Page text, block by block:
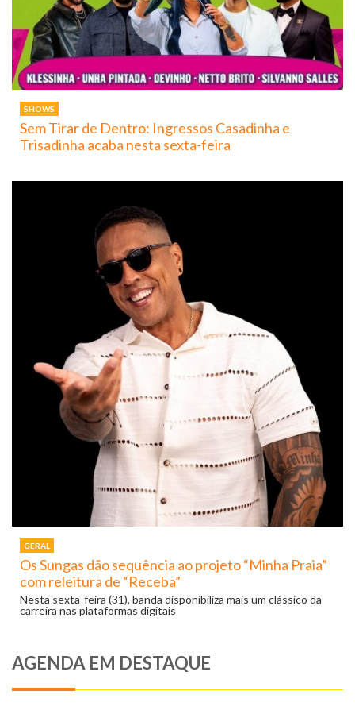
SHOWS
Sem Tirar de Dentro: Ingressos Casadinha e
Trisadinha acaba nesta sexta-feira
GERAL
Os Sungas dão sequência ao projeto “Minha Praia”
com releitura de “Receba”
Nesta sexta-feira (31), banda disponibiliza mais um clássico da
carreira nas plataformas digitais
AGENDA EM DESTAQUE